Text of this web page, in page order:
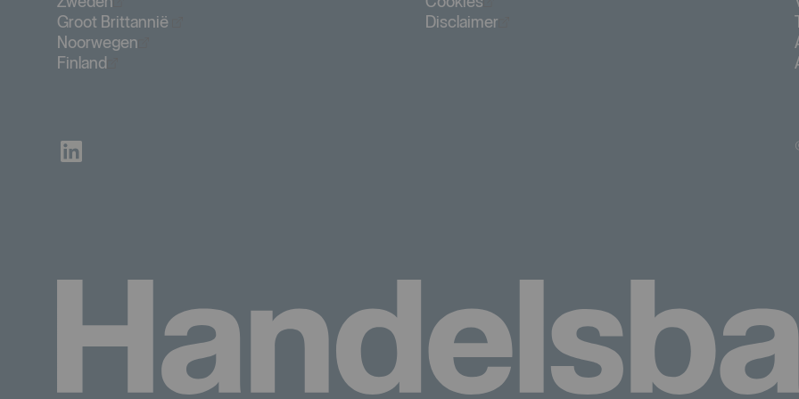
Groot Brittannië
Noorwegen
Finland
Disclaimer